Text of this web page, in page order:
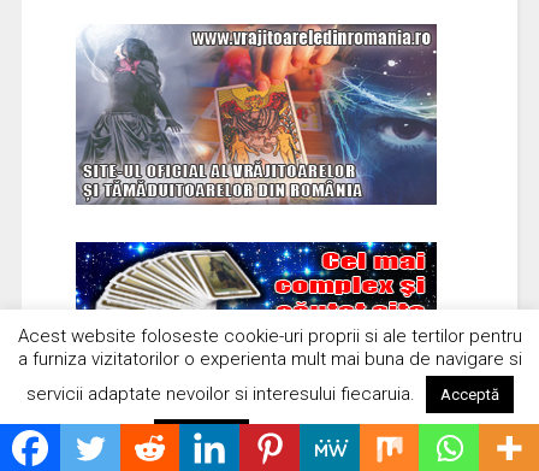
Politică de cookie-uri